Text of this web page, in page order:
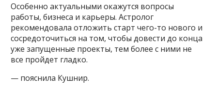
Особенно актуальными окажутся вопросы
работы, бизнеса и карьеры. Астролог
рекомендовала отложить старт чего-то нового и
сосредоточиться на том, чтобы довести до конца
уже запущенные проекты, тем более с ними не
все пройдет гладко.
— пояснила Кушнир.